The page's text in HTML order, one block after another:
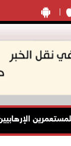
الإرهابيين